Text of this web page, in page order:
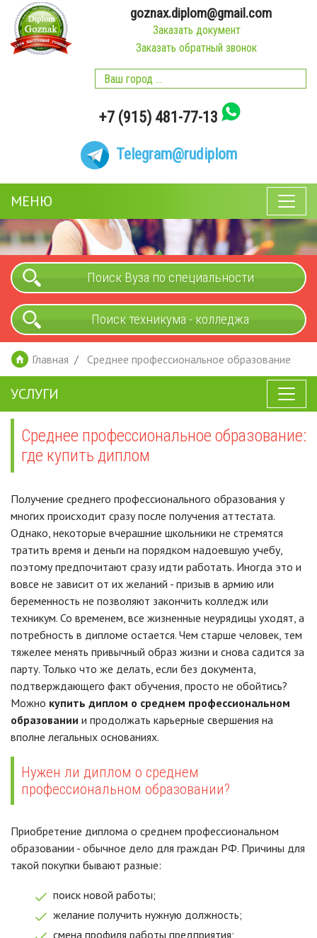
goznax.diplom@gmail.com
Заказать документ
Заказать обратный звонок
+7 (915) 481-77-13
Telegram@rudiplom
МЕНЮ
Поиск Вуза по специальности
Поиск техникума - колледжа
Главная Среднее профессиональное образование
УСЛУГИ
Среднее профессиональное образование:
где купить диплом
Получение среднего профессионального образования у
многих происходит сразу после получения аттестата.
Однако, некоторые вчерашние школьники не стремятся
тратить время и деньги на порядком надоевшую учебу,
поэтому предпочитают сразу идти работать. Иногда это и
вовсе не зависит от их желаний - призыв в армию или
беременность не позволяют закончить колледж или
техникум. Со временем, все жизненные неурядицы уходят, а
потребность в дипломе остается. Чем старше человек, тем
тяжелее менять привычный образ жизни и снова садится за
парту. Только что же делать, если без документа,
подтверждающего факт обучения, просто не обойтись?
Можно купить диплом о среднем профессиональном
образовании и продолжать карьерные свершения на
вполне легальных основаниях.
Нужен ли диплом о среднем
профессиональном образовании?
Приобретение диплома о среднем профессиональном
образовании - обычное дело для граждан РФ. Причины для
такой покупки бывают разные:
поиск новой работы;
желание получить нужную должность;
смена профиля работы предприятия;